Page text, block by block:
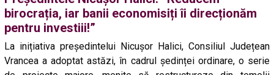
birocrația, iar banii economisiți îi direcționăm
pentru investiii!”
La inițiativa președintelui Nicușor Halici, Consiliul Județean
Vrancea a adoptat astăzi, în cadrul ședinței ordinare, o serie